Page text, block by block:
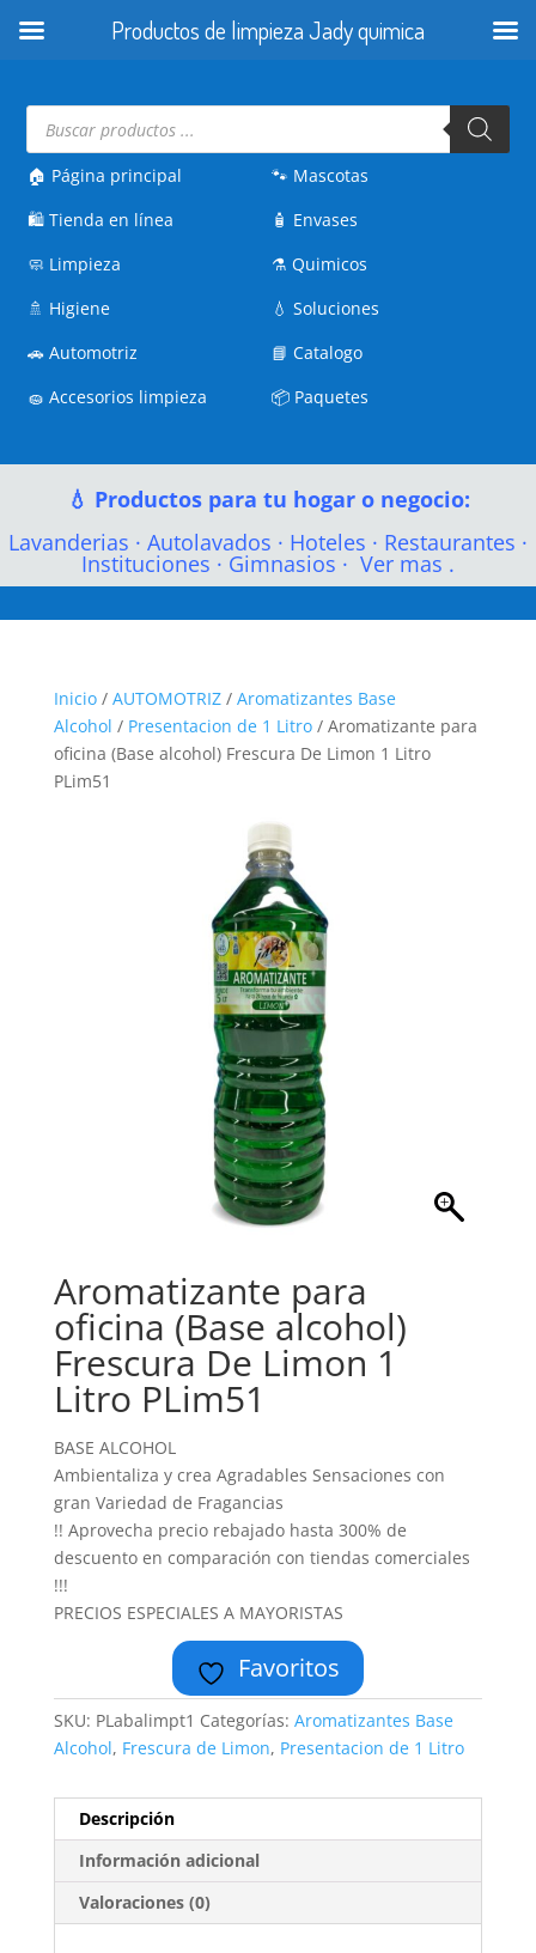
Búsqueda
productos
🏠 Página principal
🛍️Tienda en línea
🧼 Limpieza
🚿 Higiene
🚗Automotriz
🧽Accesorios limpieza
🐾 Mascotas
🧴 Envases
⚗️Quimicos
💧Soluciones
📘Catalogo
📦 Paquetes
💧 Productos para tu hogar o negocio:
Lavanderias · Autolavados · Hoteles · Restaurantes ·
Instituciones · Gimnasios · Ver mas .
Inicio/ AUTOMOTRIZ/ Aromatizantes Base
Alcohol / Presentacion de 1 Litro/ Aromatizante para
oficina (Base alcohol) Frescura De Limon 1 Litro
PLim51
Aromatizante para
oficina (Base alcohol)
Frescura De Limon 1
Litro PLim51
BASE ALCOHOL
Ambientaliza y crea Agradables Sensaciones con
gran Variedad de Fragancias
!! Aprovecha precio rebajado hasta 300% de
descuento en comparación con tiendas comerciales
!!!
PRECIOS ESPECIALES A MAYORISTAS
Favoritos
SKU: PLabalimpt1 Categorías: Aromatizantes Base
Alcohol, Frescura de Limon, Presentacion de 1 Litro
Descripción
Información adicional
Valoraciones (0)
Productos de limpieza Jady quimica